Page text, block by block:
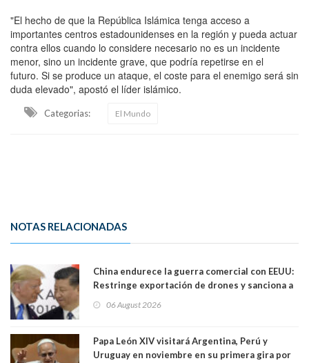
"El hecho de que la República Islámica tenga acceso a
importantes centros estadounidenses en la región y pueda actuar
contra ellos cuando lo considere necesario no es un incidente
menor, sino un incidente grave, que podría repetirse en el
futuro. Si se produce un ataque, el coste para el enemigo será sin
duda elevado", apostó el líder islámico.
Categorias: El Mundo
NOTAS RELACIONADAS
China endurece la guerra comercial con EEUU:
Restringe exportación de drones y sanciona a
06 August 2026
Papa León XIV visitará Argentina, Perú y
Uruguay en noviembre en su primera gira por